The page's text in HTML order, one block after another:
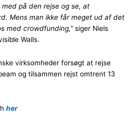
på den rejse og se, at
Mens man ikke får meget ud af det
med crowdfunding,”siger Niels
Walls.
virksomheder forsøgt at rejse
og tilsammen rejst omtrent 13
her